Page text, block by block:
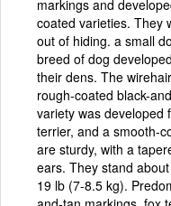
markings and
coated varieties. They
out of hiding. a small
breed of dog
their dens. The
rough-coated black-
variety was developed
terrier, and a smooth-
are sturdy, with a
ears. They stand
19 lb (7-8.5 kg).